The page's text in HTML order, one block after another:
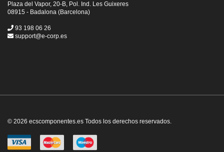
Plaza del Vapor, 20-B, Pol. Ind. Les Guixeres
08915 - Badalona (Barcelona)
93 198 06 26
support@e-corp.es
© 2026 ecscomponentes.es Todos los derechos reservados.